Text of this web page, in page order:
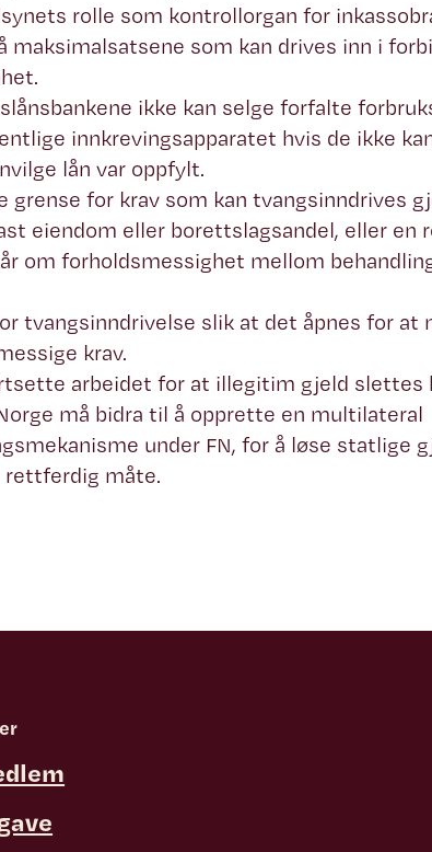
rolle som kontrollorgan for
maksimalsatsene som kan drives inn i
ikke kan selge forfalte
innkrevingsapparatet hvis de ikke
lån var oppfylt.
grense for krav som kan tvangsinndrives
eiendom eller borettslagsandel, eller en
om forholdsmessighet mellom
tvangsinndrivelse slik at det åpnes for at
krav.
arbeidet for at illegitim gjeld slettes
må bidra til å opprette en multilateral
under FN, for å løse statlige
måte.